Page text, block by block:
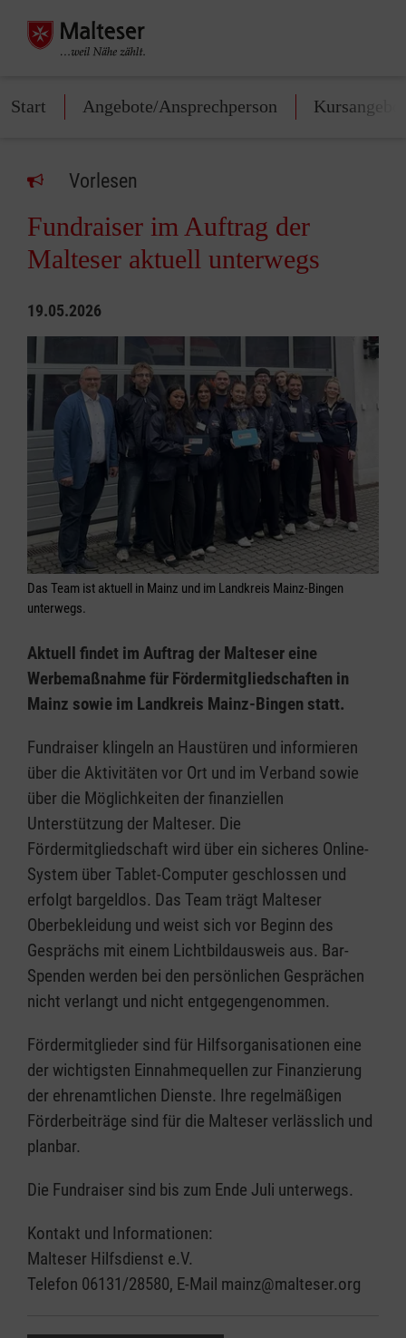
Start Angebote/Ansprechperson Kursangebot
Vorlesen
Fundraiser im Auftrag der
Malteser aktuell unterwegs
19.05.2026
Das Team ist aktuell in Mainz und im Landkreis Mainz-Bingen
unterwegs.
Aktuell findet im Auftrag der Malteser eine
Werbemaßnahme für Fördermitgliedschaften in
Mainz sowie im Landkreis Mainz-Bingen statt.
Fundraiser klingeln an Haustüren und informieren
über die Aktivitäten vor Ort und im Verband sowie
über die Möglichkeiten der finanziellen
Unterstützung der Malteser. Die
Fördermitgliedschaft wird über ein sicheres Online-
System über Tablet-Computer geschlossen und
erfolgt bargeldlos. Das Team trägt Malteser
Oberbekleidung und weist sich vor Beginn des
Gesprächs mit einem Lichtbildausweis aus. Bar-
Spenden werden bei den persönlichen Gesprächen
nicht verlangt und nicht entgegengenommen.
Fördermitglieder sind für Hilfsorganisationen eine
der wichtigsten Einnahmequellen zur Finanzierung
der ehrenamtlichen Dienste. Ihre regelmäßigen
Förderbeiträge sind für die Malteser verlässlich und
planbar.
Die Fundraiser sind bis zum Ende Juli unterwegs.
Kontakt und Informationen:
Malteser Hilfsdienst e.V.
Telefon 06131/28580, E-Mail mainz@malteser.org